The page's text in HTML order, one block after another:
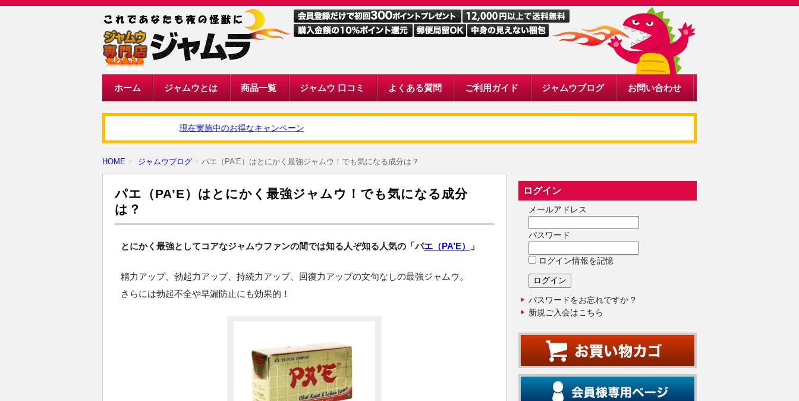
ホーム ジャムウとは 商品一覧 ジャムウ 口コミ よくある質問 ご利用ガイド ジャムウブログ お問い合わせ
現在実施中のお得なキャンペーン
HOME ジャムウブログ パエ（PA’E）はとにかく最強ジャムウ！でも気になる成分は？
パエ（PA’E）はとにかく最強ジャムウ！でも気になる成分
は？
とにかく最強としてコアなジャムウファンの間では知る人ぞ知る人気の「パエ（PA’E） 」
精力アップ、勃起力アップ、持続力アップ、回復力アップの文句なしの最強ジャムウ。
さらには勃起不全や早漏防止にも効果的！
ログイン
メールアドレス
パスワード
ログイン情報を記憶
パスワードをお忘れですか ?
新規ご入会はこちら